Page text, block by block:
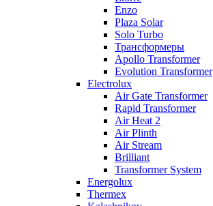
Enzo
Plaza Solar
Solo Turbo
Трансформеры
Apollo Transformer
Evolution Transformer
Electrolux
Air Gate Transformer
Rapid Transformer
Air Heat 2
Air Plinth
Air Stream
Brilliant
Transformer System
Energolux
Тhermex